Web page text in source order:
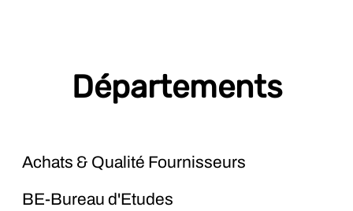
Départements
A&F - Administration & Finance
Achats & Qualité Fournisseurs
Achats & Qualité Fournisseurs
BE-Bureau d'Etudes